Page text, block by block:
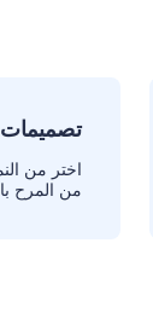
اختر من
من المرح